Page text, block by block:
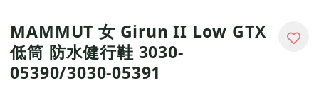
MAMMUT 女 Girun II Low GTX
低筒 防水健行鞋 3030-
05390/3030-05391